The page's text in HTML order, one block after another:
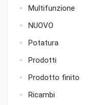
Multifunzione
NUOVO
Potatura
Prodotti
Prodotto finito
Ricambi